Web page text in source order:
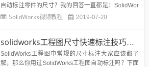
自动标注零件的尺寸？我的回答一直都是：SolidWor
ks工程图自动标注尺寸很简单，但是要美观得体，却
dWorks工程图，然后放好需要的...
SolidWorks视频教程 2019-07-20
solidworks工程图尺寸快速标注技巧总结
SolidWorks工程图中常规的尺寸标注大家应该都了
解，那么你用过SolidWorks工程图自动标注吗？下面